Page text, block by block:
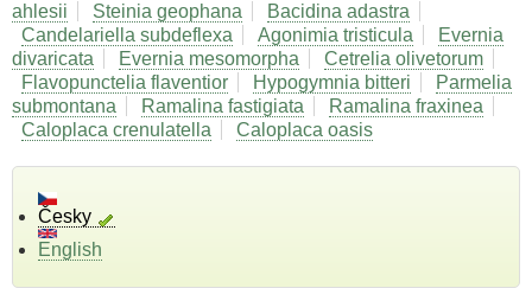
ahlesii
Steinia geophana
Bacidina adastra
Candelariella subdeflexa
Agonimia tristicula
Evernia
divaricata
Evernia mesomorpha
Cetrelia olivetorum
Flavopunctelia flaventior
Hypogymnia bitteri
Parmelia
submontana
Ramalina fastigiata
Ramalina fraxinea
Caloplaca crenulatella
Caloplaca oasis
Česky
English